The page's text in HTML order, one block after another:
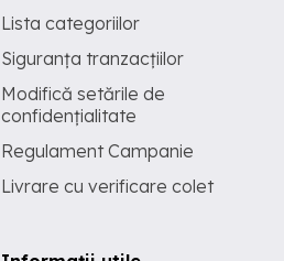
Lista categoriilor
Siguranța tranzacțiilor
Modifică setările de
confidențialitate
Regulament Campanie
Livrare cu verificare colet